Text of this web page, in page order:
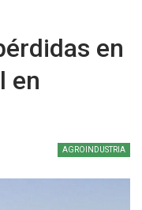
en
en
AGROINDUSTRIA